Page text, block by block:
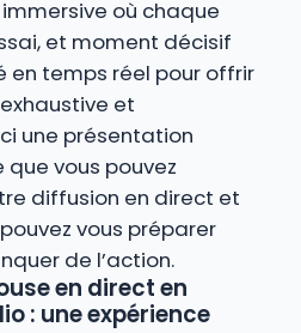
où chaque
et moment décisif
en temps réel pour offrir
et
une présentation
vous pouvez
diffusion en direct et
vous préparer
de l’action.
en direct en
: une expérience